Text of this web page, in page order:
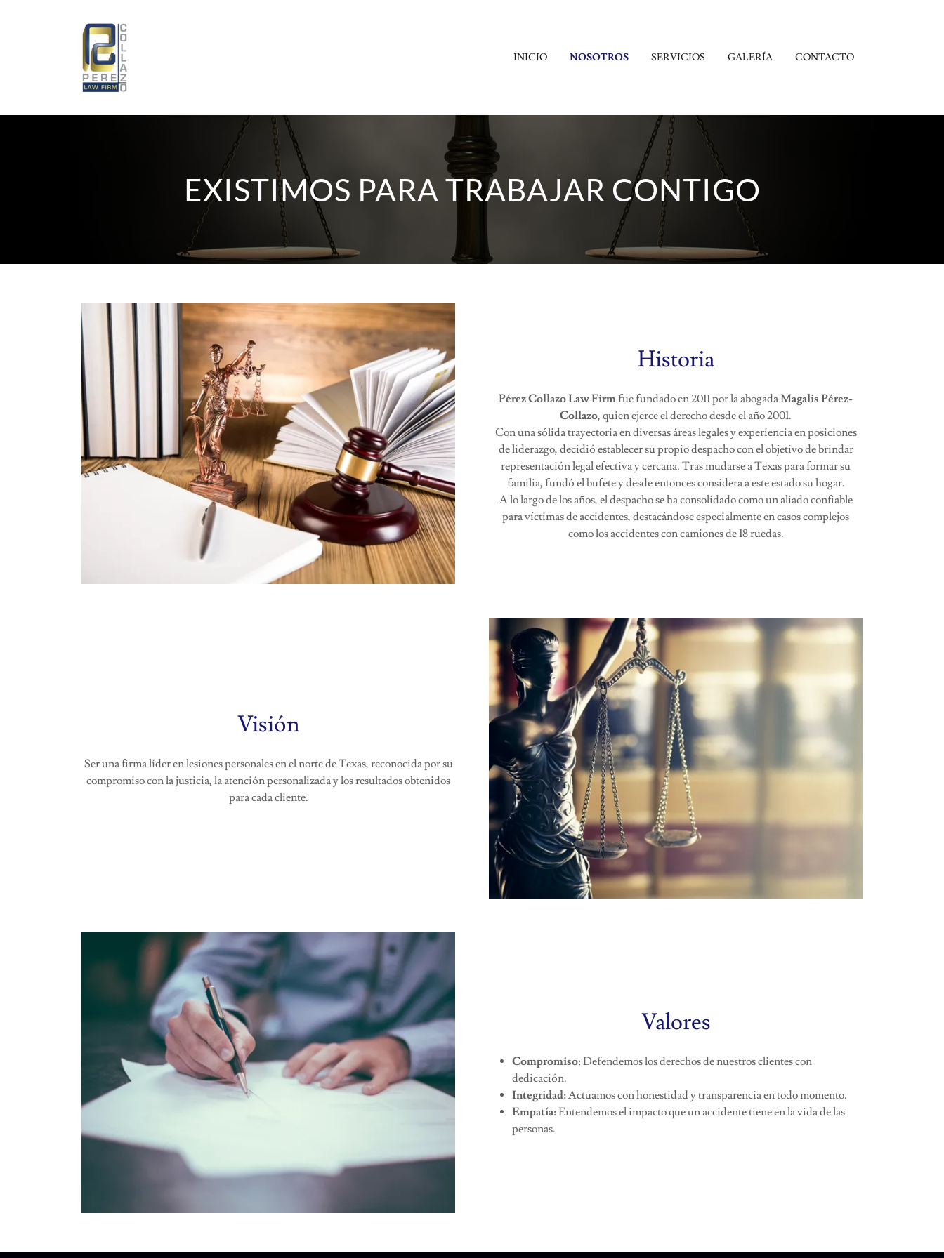
INICIO NOSOTROS SERVICIOS GALERÍA CONTACTO
EXISTIMOS PARA TRABAJAR CONTIGO
Historia
Pérez Collazo Law Firm fue fundado en 2011 por la abogadaMagalis Pérez-
Collazo, quien ejerce el derecho desde el año 2001.
Con una sólida trayectoria en diversas áreas legales y experiencia en posiciones
de liderazgo, decidió establecer su propio despacho con el objetivo de brindar
representación legal efectiva y cercana. Tras mudarse a Texas para formar su
familia, fundó el bufete y desde entonces considera a este estado su hogar.
A lo largo de los años, el despacho se ha consolidado como un aliado confiable
para víctimas de accidentes, destacándose especialmente en casos complejos
como los accidentes con camiones de 18 ruedas.
Visión
Ser una firma líder en lesiones personales en el norte de Texas, reconocida por su
compromiso con la justicia, la atención personalizada y los resultados obtenidos
para cada cliente.
Valores
Compromiso:Defendemos los derechos de nuestros clientes con
dedicación.
Integridad:Actuamos con honestidad y transparencia en todo momento.
Empatía:Entendemos el impacto que un accidente tiene en la vida de las
personas.